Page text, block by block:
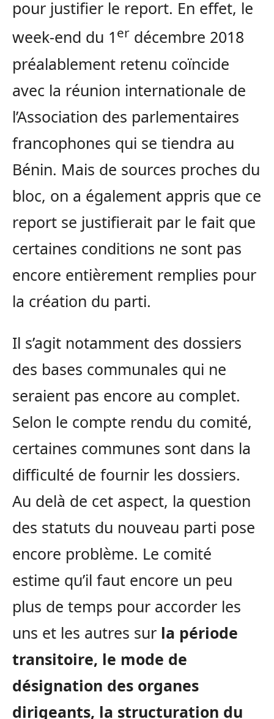
pour justifier le report. En effet, le
week-end du 1 er décembre 2018
préalablement retenu coïncide
avec la réunion internationale de
l’Association des parlementaires
francophones qui se tiendra au
Bénin. Mais de sources proches du
bloc, on a également appris que ce
report se justifierait par le fait que
certaines conditions ne sont pas
encore entièrement remplies pour
la création du parti.
Il s’agit notamment des dossiers
des bases communales qui ne
seraient pas encore au complet.
Selon le compte rendu du comité,
certaines communes sont dans la
difficulté de fournir les dossiers.
Au delà de cet aspect, la question
des statuts du nouveau parti pose
encore problème. Le comité
estime qu’il faut encore un peu
plus de temps pour accorder les
uns et les autres sur la période
transitoire, le mode de
désignation des organes
dirigeants, la structuration du